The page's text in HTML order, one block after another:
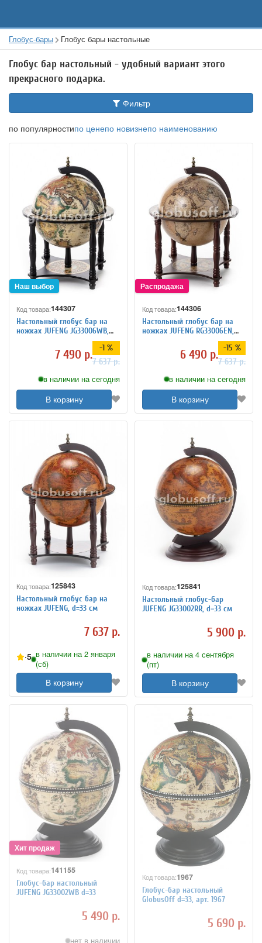
Глобус-бары Глобус бары настольные
Глобус бар настольный - удобный вариант этого
прекрасного подарка.
Фильтр
по популярностипо ценепо новизнепо наименованию
Код товара:144307
Настольный глобус бар на
ножках JUFENG JG33006WB,
7 490 р. -1 %
7 637 р.
в наличии на сегодня
В корзину
Код товара:144306
Настольный глобус бар на
ножках JUFENG RG33006EN,
6 490 р. -15 %
7 637 р.
в наличии на сегодня
В корзину
Код товара:125843
Настольный глобус бар на
ножках JUFENG, d=33 см
7 637 р.
5 в наличии на 2 января
(сб)
В корзину
Код товара:125841
Настольный глобус-бар
JUFENG JG33002RR, d=33 см
5 900 р.
в наличии на 4 сентября
(пт)
В корзину
Код товара:141155
Глобус-бар настольный
JUFENG JG33002WB d=33
5 490 р.
нет в наличии
Код товара:1967
Глобус-бар настольный
GlobusOff d=33, арт. 1967
5 690 р.